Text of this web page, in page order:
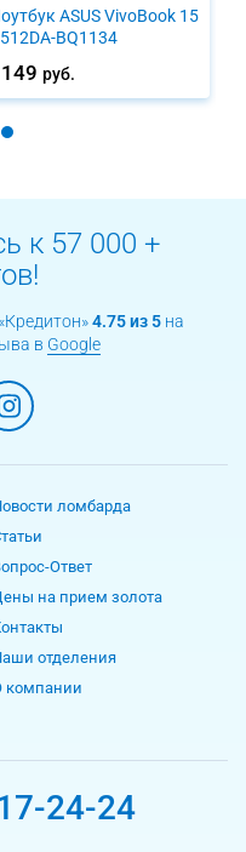
ASUS VivoBook 15
BQ1134
руб.
к 57 000 +
4.75 из 5 на
в Google
ломбарда
Ответ
на прием золота
отделения
компании
24-24